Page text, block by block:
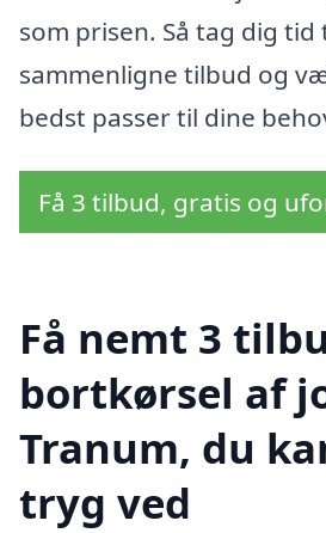
som prisen. Så tag dig tid
sammenligne tilbud og
bedst passer til dine
Få 3 tilbud, gratis og
Få nemt 3
bortkørsel af
Tranum, du
tryg ved